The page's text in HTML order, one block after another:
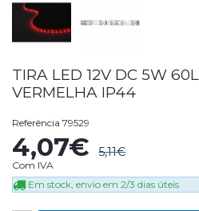
TIRA LED 12V DC 5W
VERMELHA IP44
Referência 79529
4,07€ 5,11€
Com IVA
Em stock, envio em 2/3 dias úteis